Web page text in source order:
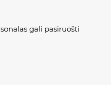
gali pasiruošti